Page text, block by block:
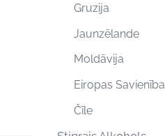
Gruzija
Jaunzēlande
Moldāvija
Eiropas Savienība
Čīle